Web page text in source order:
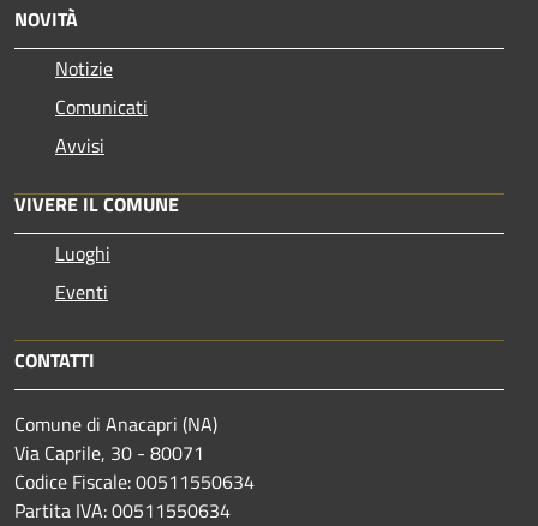
NOVITÀ
Notizie
Comunicati
Avvisi
VIVERE IL COMUNE
Luoghi
Eventi
CONTATTI
Comune di Anacapri (NA)
Via Caprile, 30 - 80071
Codice Fiscale: 00511550634
Partita IVA: 00511550634